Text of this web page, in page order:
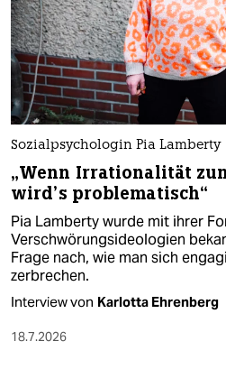
Sozialpsychologin Pia Lamberty
„Wenn Irrationalität
wird’s problematisch“
Pia Lamberty wurde mit ihrer
Verschwörungsideologien
Frage nach, wie man sich
zerbrechen.
Interview von Karlotta Ehrenberg
18.7.2026